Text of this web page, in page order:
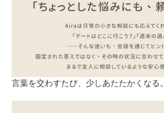
言葉を交わすたび、少しあたたかくなる。